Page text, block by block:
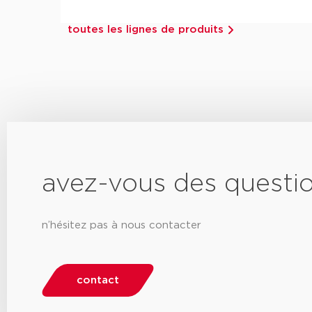
toutes les lignes de produits
avez-vous des
n’hésitez pas à nous contacter
contact